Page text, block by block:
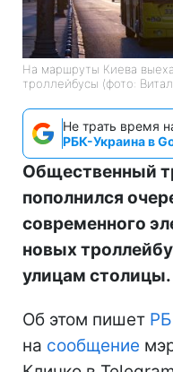
На маршруты Киева
троллейбусы (фото:
Не трать время
РБК-Украина в
Общественный
пополнился
современного
новых
улицам столицы.
Об этом пишет
на сообщение